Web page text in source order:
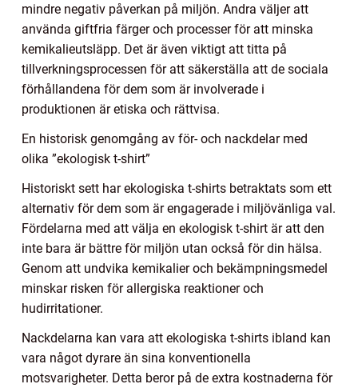
mindre negativ påverkan på miljön. Andra väljer att
använda giftfria färger och processer för att minska
kemikalieutsläpp. Det är även viktigt att titta på
tillverkningsprocessen för att säkerställa att de sociala
förhållandena för dem som är involverade i
produktionen är etiska och rättvisa.
En historisk genomgång av för- och nackdelar med
olika ”ekologisk t-shirt”
Historiskt sett har ekologiska t-shirts betraktats som ett
alternativ för dem som är engagerade i miljövänliga val.
Fördelarna med att välja en ekologisk t-shirt är att den
inte bara är bättre för miljön utan också för din hälsa.
Genom att undvika kemikalier och bekämpningsmedel
minskar risken för allergiska reaktioner och
hudirritationer.
Nackdelarna kan vara att ekologiska t-shirts ibland kan
vara något dyrare än sina konventionella
motsvarigheter. Detta beror på de extra kostnaderna för